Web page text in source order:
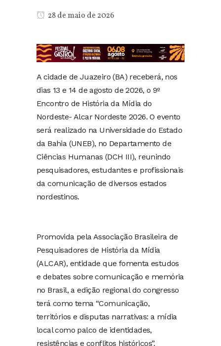
28 de maio de 2026
A cidade de Juazeiro (BA) receberá, nos
dias 13 e 14 de agosto de 2026, o 9º
Encontro de História da Mídia do
Nordeste- Alcar Nordeste 2026. O evento
será realizado na Universidade do Estado
da Bahia (UNEB), no Departamento de
Ciências Humanas (DCH III), reunindo
pesquisadores, estudantes e profissionais
da comunicação de diversos estados
nordestinos.
Promovida pela Associação Brasileira de
Pesquisadores de História da Mídia
(ALCAR), entidade que fomenta estudos
e debates sobre comunicação e memória
no Brasil, a edição regional do congresso
terá como tema “Comunicação,
territórios e disputas narrativas: a mídia
local como palco de identidades,
resistências e conflitos históricos”.